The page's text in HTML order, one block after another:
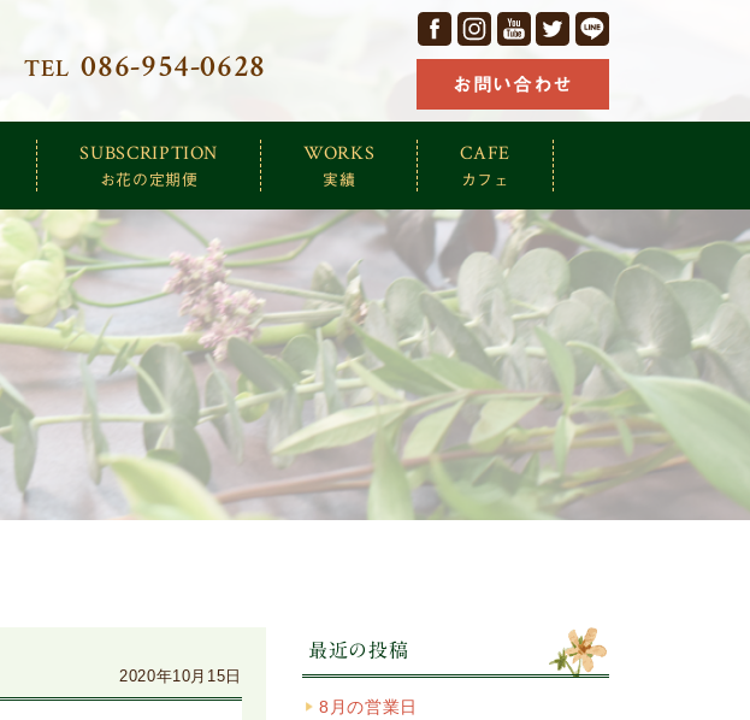
TEL 086-954-0628
facebookInstagram
YouTube
Twitter
お問い合わせ
SUBSCRIPTION
お花の定期便
WORKS
実績
CAFE
カフェ
2020年10月15日
最近の投稿
8月の営業日